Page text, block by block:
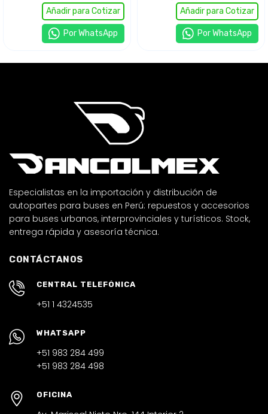
interprovinciales y de larga
distancia, repuesto de alta
calidad que optimiza la
señalización trasera, mejora
refuerza la seguridad en
Añadir para Cotizar
Por WhatsApp
interprovinciales y de larga
distancia, repuesto de
señalización que garantiza
respuesta inmediata al
visibilidad trasera y refuerza
Añadir para Cotizar
Por WhatsApp
Especialistas en la importación y distribución de
autopartes para buses en Perú: repuestos y accesorios
para buses urbanos, interprovinciales y turísticos. Stock,
entrega rápida y asesoría técnica.
CONTÁCTANOS
CENTRAL TELEFÓNICA
+51 1 4324535
WHATSAPP
+51 983 284 499
+51 983 284 498
OFICINA